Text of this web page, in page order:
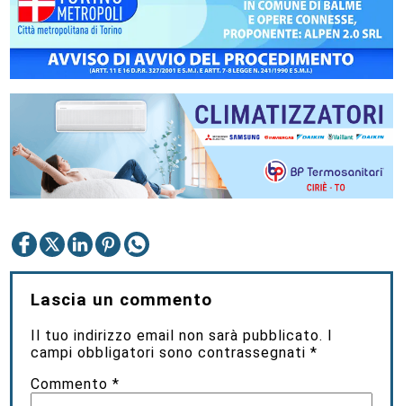
Lascia un commento
Il tuo indirizzo email non sarà pubblicato.
campi obbligatori sono contrassegnati*
Commento*